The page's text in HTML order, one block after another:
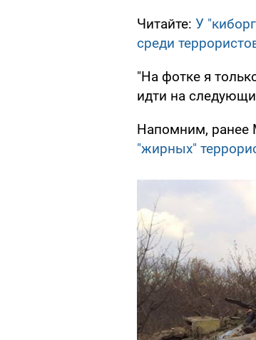
Читайте: У
среди
"На фотке я
идти на
Напомним, ранее
"жирных"